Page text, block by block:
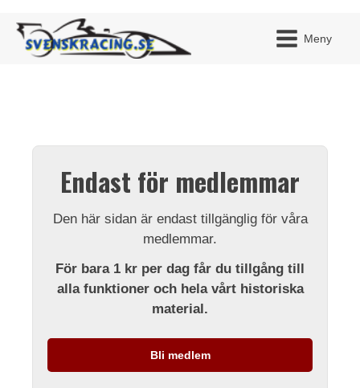
Meny
Endast för medlemmar
Den här sidan är endast tillgänglig för våra
medlemmar.
För bara 1 kr per dag får du tillgång till
alla funktioner och hela vårt historiska
material.
Bli medlem